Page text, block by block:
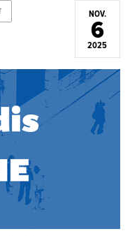
NOV.
6
2025